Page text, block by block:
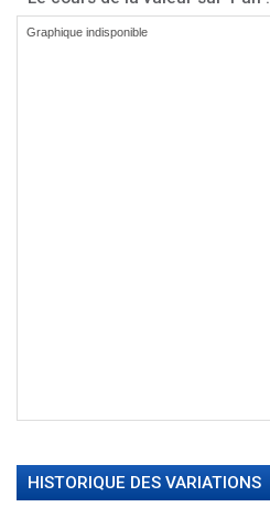
HISTORIQUE DES VARIATIONS